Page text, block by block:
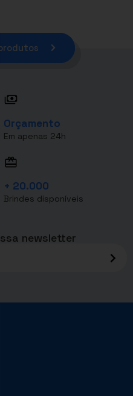
Orçamento
Em apenas 24h
+ 20.000
Brindes disponíveis
newsletter